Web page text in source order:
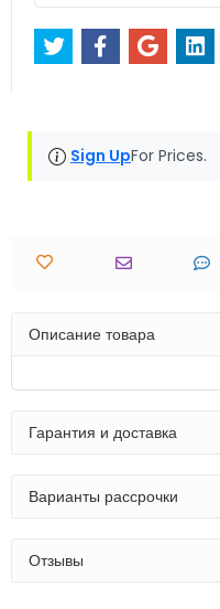
Sign UpFor Prices.
Описание товара
Гарантия и доставка
Варианты рассрочки
Отзывы